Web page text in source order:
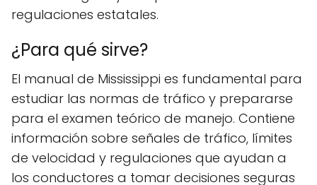
regulaciones estatales.
¿Para qué sirve?
El manual de Mississippi es fundamental para
estudiar las normas de tráfico y prepararse
para el examen teórico de manejo. Contiene
información sobre señales de tráfico, límites
de velocidad y regulaciones que ayudan a
los conductores a tomar decisiones seguras